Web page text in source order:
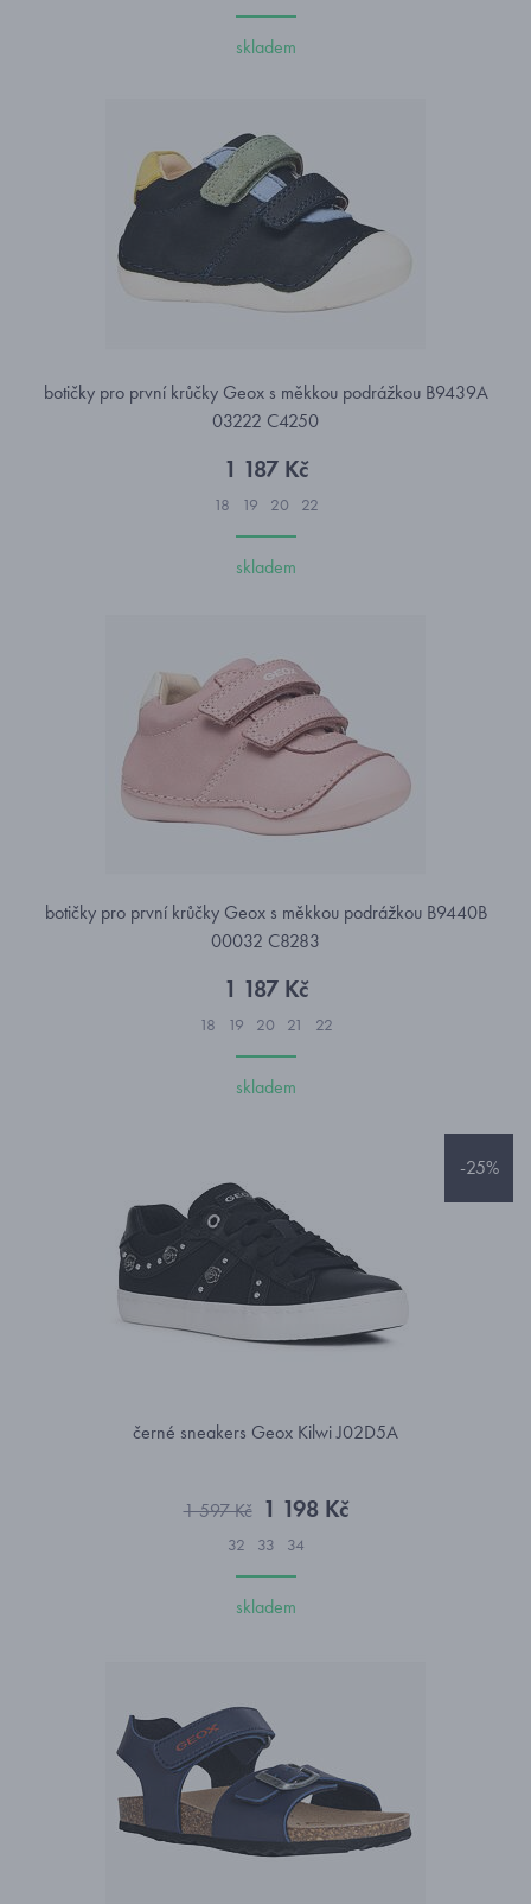
skladem
botičky pro první krůčky Geox s měkkou podrážkou B9439A
03222 C4250
1 187 Kč
18 19 20 22
skladem
botičky pro první krůčky Geox s měkkou podrážkou B9440B
00032 C8283
1 187 Kč
18 19 20 21 22
skladem
-25%
černé sneakers Geox Kilwi J02D5A
1 597 Kč 1 198 Kč
32 33 34
skladem